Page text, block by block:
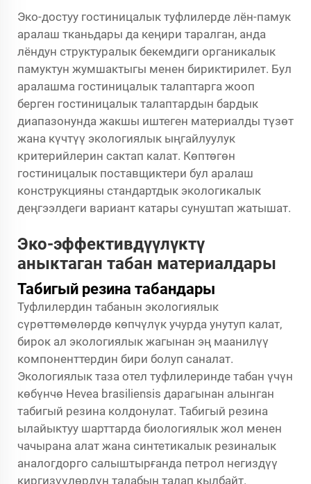
Эко-достуу гостиницалык туфлилерде лён-памук
аралаш тканьдары да кеңири таралган, анда
лёндун структуралык бекемдиги органикалык
памуктун жумшактыгы менен бириктирилет. Бул
аралашма гостиницалык талаптарга жооп
берген гостиницалык талаптардын бардык
диапазонунда жакшы иштеген материалды түзөт
жана күчтүү экологиялык ыңгайлуулук
критерийлерин сактап калат. Көптөгөн
гостиницалык поставщиктери бул аралаш
конструкцияны стандартдык экологикалык
деңгээлдеги вариант катары сунуштап жатышат.
Эко-эффективдүүлүктү
аныктаган табан материалдары
Табигый резина табандары
Туфлилердин табанын экологиялык
сүрөттөмөлөрдө көпчүлүк учурда унутуп калат,
бирок ал экологиялык жагынан эң маанилүү
компоненттердин бири болуп саналат.
Экологиялык таза отел туфлилеринде табан үчүн
көбүнчө Hevea brasiliensis дарагынан алынган
табигый резина колдонулат. Табигый резина
ылайыктуу шарттарда биологиялык жол менен
чачырана алат жана синтетикалык резиналык
аналогдорго салыштырғанда петрол негиздүү
киргизүүлөрдүн талабын талап кылбайт.